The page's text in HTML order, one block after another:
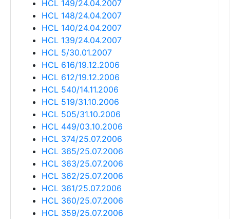
HCL 149/24.04.2007
HCL 148/24.04.2007
HCL 140/24.04.2007
HCL 139/24.04.2007
HCL 5/30.01.2007
HCL 616/19.12.2006
HCL 612/19.12.2006
HCL 540/14.11.2006
HCL 519/31.10.2006
HCL 505/31.10.2006
HCL 449/03.10.2006
HCL 374/25.07.2006
HCL 365/25.07.2006
HCL 363/25.07.2006
HCL 362/25.07.2006
HCL 361/25.07.2006
HCL 360/25.07.2006
HCL 359/25.07.2006